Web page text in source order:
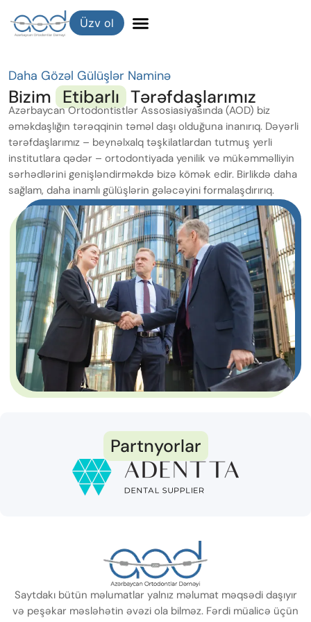
Üzv ol
Daha Gözəl Gülüşlər Naminə
Bizim Etibarlı Tərəfdaşlarımız
Azərbaycan Ortodontistlər Assosiasiyasında (AOD) biz
əməkdaşlığın tərəqqinin təməl daşı olduğuna inanırıq. Dəyərli
tərəfdaşlarımız – beynəlxalq təşkilatlardan tutmuş yerli
institutlara qədər – ortodontiyada yenilik və mükəmməlliyin
sərhədlərini genişləndirməkdə bizə kömək edir. Birlikdə daha
sağlam, daha inamlı gülüşlərin gələcəyini formalaşdırırıq.
Partnyorlar
Saytdakı bütün məlumatlar yalnız məlumat məqsədi daşıyır
və peşəkar məsləhətin əvəzi ola bilməz. Fərdi müalicə üçün